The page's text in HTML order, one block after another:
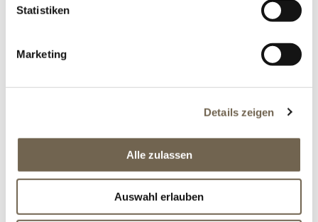
Statistiken
Marketing
Details zeigen
Alle zulassen
Auswahl erlauben
OFFERTANFRAGE